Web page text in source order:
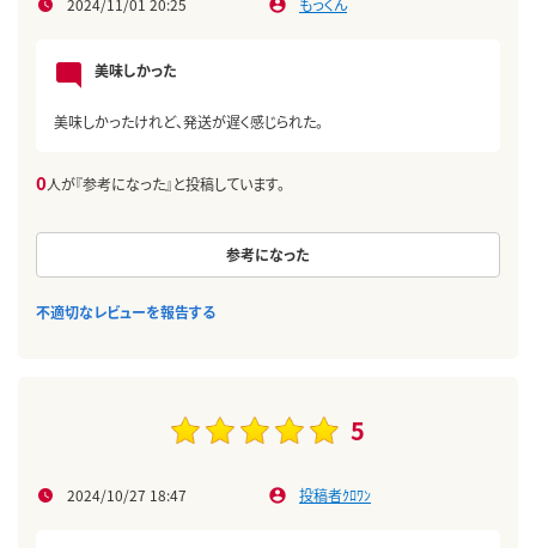
美味しかった
美味しかったけれど、発送が遅く感じられた。
0人が『参考になった』と投稿しています。
参考になった
不適切なレビューを報告する
5
2024/10/27 18:47 投稿者ｸﾛﾜﾝ